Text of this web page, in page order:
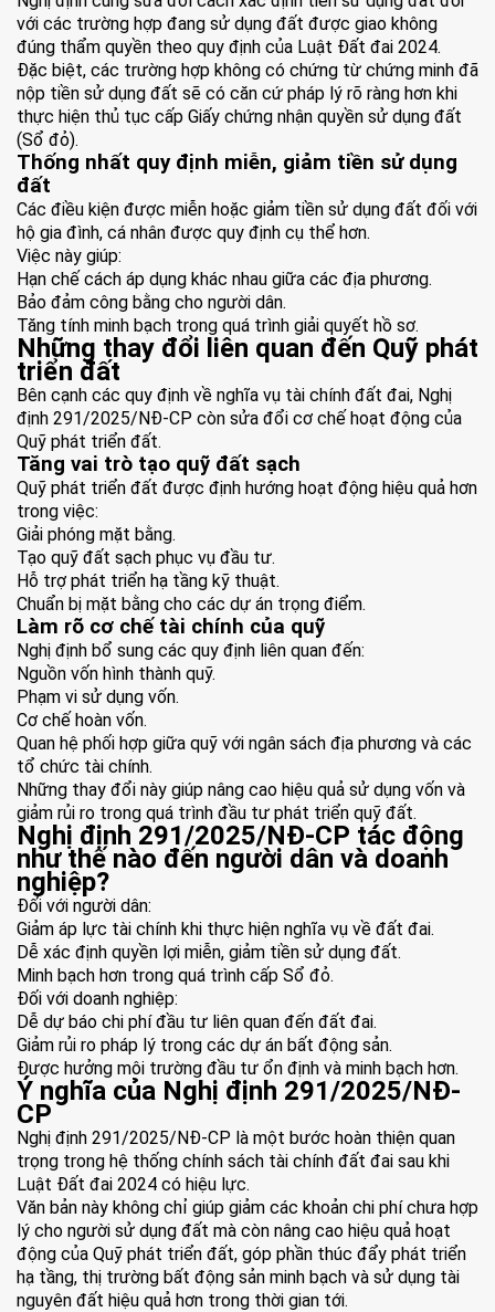
với các trường hợp đang sử dụng đất được giao không
đúng thẩm quyền theo quy định của Luật Đất đai 2024.
Đặc biệt, các trường hợp không có chứng từ chứng minh đã
nộp tiền sử dụng đất sẽ có căn cứ pháp lý rõ ràng hơn khi
thực hiện thủ tục cấp Giấy chứng nhận quyền sử dụng đất
(Sổ đỏ).
Thống nhất quy định miễn, giảm tiền sử dụng
đất
Các điều kiện được miễn hoặc giảm tiền sử dụng đất đối với
hộ gia đình, cá nhân được quy định cụ thể hơn.
Việc này giúp:
Hạn chế cách áp dụng khác nhau giữa các địa phương.
Bảo đảm công bằng cho người dân.
Tăng tính minh bạch trong quá trình giải quyết hồ sơ.
Những thay đổi liên quan đến Quỹ phát
triển đất
Bên cạnh các quy định về nghĩa vụ tài chính đất đai, Nghị
định 291/2025/NĐ-CP còn sửa đổi cơ chế hoạt động của
Quỹ phát triển đất.
Tăng vai trò tạo quỹ đất sạch
Quỹ phát triển đất được định hướng hoạt động hiệu quả hơn
trong việc:
Giải phóng mặt bằng.
Tạo quỹ đất sạch phục vụ đầu tư.
Hỗ trợ phát triển hạ tầng kỹ thuật.
Chuẩn bị mặt bằng cho các dự án trọng điểm.
Làm rõ cơ chế tài chính của quỹ
Nghị định bổ sung các quy định liên quan đến:
Nguồn vốn hình thành quỹ.
Phạm vi sử dụng vốn.
Cơ chế hoàn vốn.
Quan hệ phối hợp giữa quỹ với ngân sách địa phương và các
tổ chức tài chính.
Những thay đổi này giúp nâng cao hiệu quả sử dụng vốn và
giảm rủi ro trong quá trình đầu tư phát triển quỹ đất.
Nghị định 291/2025/NĐ-CP tác động
như thế nào đến người dân và doanh
nghiệp?
Đối với người dân:
Giảm áp lực tài chính khi thực hiện nghĩa vụ về đất đai.
Dễ xác định quyền lợi miễn, giảm tiền sử dụng đất.
Minh bạch hơn trong quá trình cấp Sổ đỏ.
Đối với doanh nghiệp:
Dễ dự báo chi phí đầu tư liên quan đến đất đai.
Giảm rủi ro pháp lý trong các dự án bất động sản.
Được hưởng môi trường đầu tư ổn định và minh bạch hơn.
Ý nghĩa của Nghị định 291/2025/NĐ-
CP
Nghị định 291/2025/NĐ-CP là một bước hoàn thiện quan
trọng trong hệ thống chính sách tài chính đất đai sau khi
Luật Đất đai 2024 có hiệu lực.
Văn bản này không chỉ giúp giảm các khoản chi phí chưa hợp
lý cho người sử dụng đất mà còn nâng cao hiệu quả hoạt
động của Quỹ phát triển đất, góp phần thúc đẩy phát triển
hạ tầng, thị trường bất động sản minh bạch và sử dụng tài
nguyên đất hiệu quả hơn trong thời gian tới.